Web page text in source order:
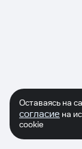
Оставаясь на
согласие на
cookie